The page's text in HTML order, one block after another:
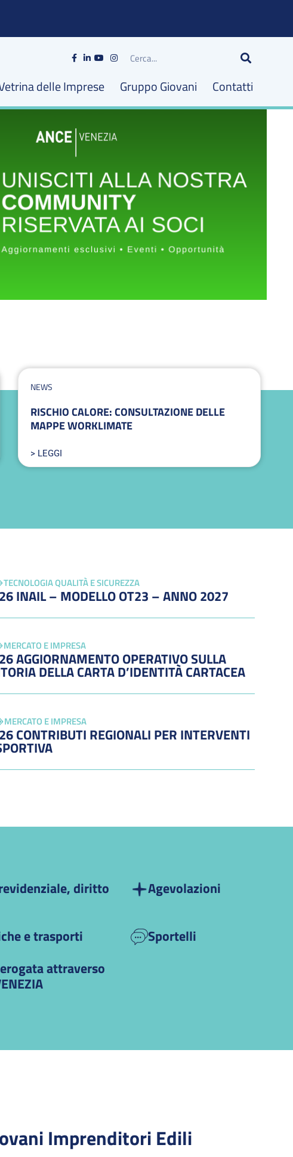
delle Imprese Gruppo Giovani Contatti
NEWS
RISCHIO CALORE: CONSULTAZIONE DELLE
MAPPE WORKLIMATE
> LEGGI
TECNOLOGIA QUALITÀ E SICUREZZA
INAIL – MODELLO OT23 – ANNO 2027
MERCATO E IMPRESA
AGGIORNAMENTO OPERATIVO SULLA
DELLA CARTA D’IDENTITÀ CARTACEA
MERCATO E IMPRESA
CONTRIBUTI REGIONALI PER INTERVENTI
diritto Agevolazioni
e trasporti
Sportelli
attraverso
Imprenditori Edili